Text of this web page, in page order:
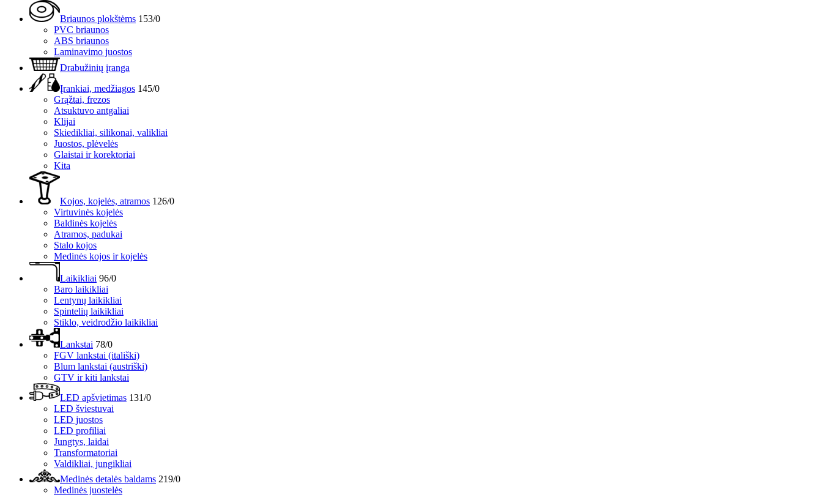
Briaunos plokštėms 153/0
PVC briaunos
ABS briaunos
Laminavimo juostos
Drabužinių įranga
Įrankiai, medžiagos 145/0
Grąžtai, frezos
Atsuktuvo antgaliai
Klijai
Skiedikliai, silikonai, valikliai
Juostos, plėvelės
Glaistai ir korektoriai
Kita
Kojos, kojelės, atramos 126/0
Virtuvinės kojelės
Baldinės kojelės
Atramos, padukai
Stalo kojos
Medinės kojos ir kojelės
Laikikliai 96/0
Baro laikikliai
Lentynų laikikliai
Spintelių laikikliai
Stiklo, veidrodžio laikikliai
Lankstai 78/0
FGV lankstai (itališki)
Blum lankstai (austriški)
GTV ir kiti lankstai
LED apšvietimas 131/0
LED šviestuvai
LED juostos
LED profiliai
Jungtys, laidai
Transformatoriai
Valdikliai, jungikliai
Medinės detalės baldams 219/0
Medinės juostelės